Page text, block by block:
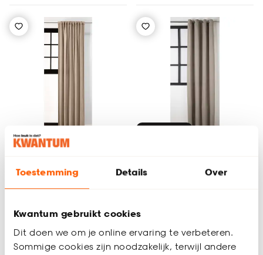
Toestemming Details Over
Kwantum gebruikt cookies
Dit doen we om je online ervaring te verbeteren.
Sommige cookies zijn noodzakelijk, terwijl andere
22.50
Tijdelijk uitverkocht
19.
-